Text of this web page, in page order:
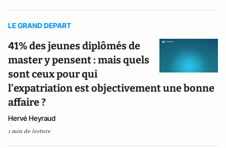
LE GRAND DEPART
41% des jeunes diplômés de
master y pensent : mais quels
sont ceux pour qui
l’expatriation est objectivement une bonne
affaire ?
Hervé Heyraud
1 min de lecture